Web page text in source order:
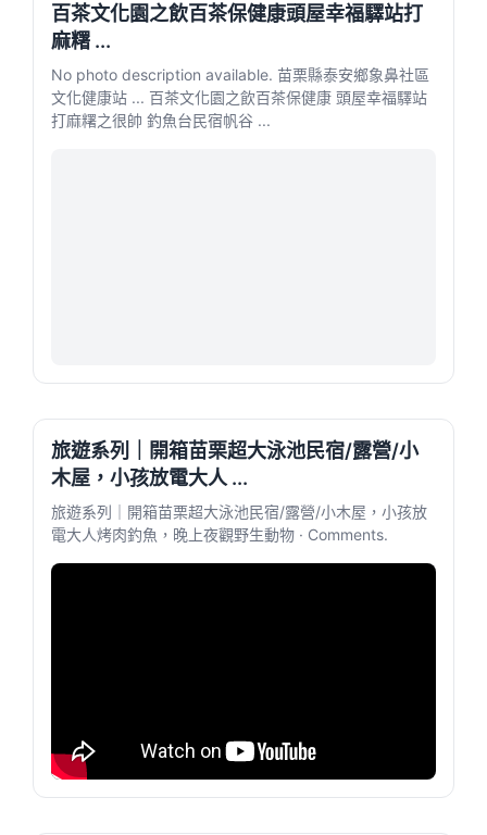
百茶文化園之飲百茶保健康頭屋幸福驛站打
麻糬 ...
No photo description available. 苗栗縣泰安鄉象鼻社區
文化健康站 ... 百茶文化園之飲百茶保健康 頭屋幸福驛站
打麻糬之很帥 釣魚台民宿帆谷 ...
旅遊系列｜開箱苗栗超大泳池民宿/露營/小
木屋，小孩放電大人 ...
旅遊系列｜開箱苗栗超大泳池民宿/露營/小木屋，小孩放
電大人烤肉釣魚，晚上夜觀野生動物 · Comments.